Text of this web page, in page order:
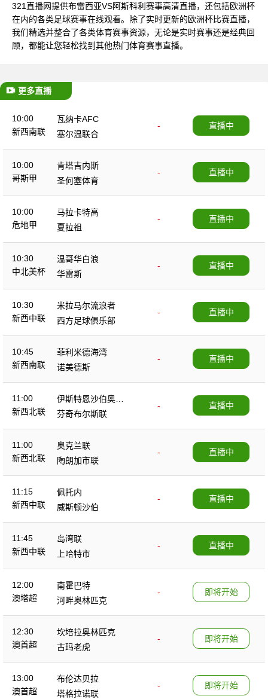
321直播网提供布雷西亚VS阿斯科利赛事高清直播，还包括欧洲杯
在内的各类足球赛事在线观看。除了实时更新的欧洲杯比赛直播，
我们精选并整合了各类体育赛事资源，无论是实时赛事还是经典回
顾，都能让您轻松找到其他热门体育赛事直播。
更多直播
10:00
新西南联
瓦纳卡AFC
-
塞尔温联合
直播中
10:00
哥斯甲
肯塔吉内斯
-
圣何塞体育
直播中
10:00
危地甲
马拉卡特高
-
夏拉祖
直播中
10:30
中北美杯
温哥华白浪
-
华雷斯
直播中
10:30
新西中联
米拉马尔流浪者
-
西方足球俱乐部
直播中
10:45
新西南联
菲利米德海湾
-
诺美德斯
直播中
11:00
新西北联
伊斯特恩沙伯奥克
兰
-
芬奇布尔斯联
直播中
11:00
新西北联
奥克兰联
-
陶朗加市联
直播中
11:15
新西中联
佩托内
-
威斯顿沙伯
直播中
11:45
新西中联
岛湾联
-
上哈特市
直播中
12:00
澳塔超
南霍巴特
-
河畔奥林匹克
即将开始
12:30
澳首超
坎培拉奥林匹克
-
古玛老虎
即将开始
13:00
澳首超
布伦达贝拉
-
塔格拉诺联
即将开始